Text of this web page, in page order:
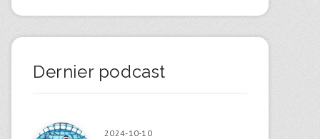
Dernier podcast
2024-10-10